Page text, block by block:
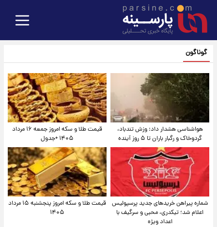
گوناگون
هواشناسی هشدار داد: وزش تندباد،
گردوخاک و رگبار باران تا ۵ روز آینده
قیمت طلا و سکه امروز جمعه ۱۶ مرداد
۱۴۰۵ +جدول
شماره پیراهن خریدهای جدید پرسپولیس
اعلام شد؛ تیکدری، محبی و سرگیف با
اعداد ویژه
قیمت طلا و سکه امروز پنجشنبه ۱۵ مرداد
۱۴۰۵